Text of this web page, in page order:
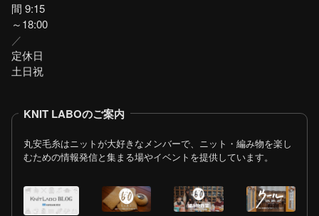
間 9:15
～18:00
／
定休日
土日祝
KNIT LABOのご案内
丸安毛糸はニットが大好きなメンバーで、ニット・編み物を楽し
むための情報発信と集まる場やイベントを提供しています。